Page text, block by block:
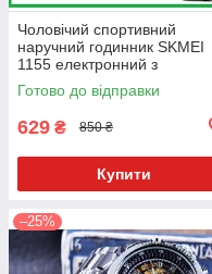
Чоловічий спортивний
наручний годинник SKMEI
1155 електронний з
підсвіткою, армійський
камуфляжний годинник із
Готово до відправки
629 ₴ 850 ₴
Купити
–25%